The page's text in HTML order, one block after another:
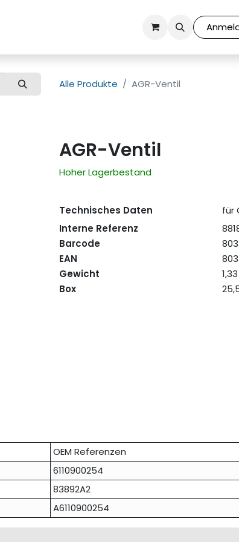
Alle Produkte AGR-Ventil
AGR-Ventil
Hoher Lagerbestand
Technisches Daten
für
Interne Referenz
Barcode
EAN
Gewicht
1,33
Box
OEM Referenzen
6110900254
83892A2
A6110900254